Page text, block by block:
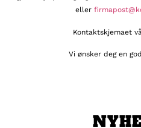
eller
Kontaktskjemaet
Vi ønsker deg en